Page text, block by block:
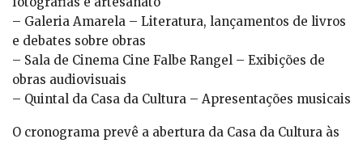
– Galeria Amarela – Literatura, lançamentos de livros
e debates sobre obras
– Sala de Cinema Cine Falbe Rangel – Exibições de
obras audiovisuais
– Quintal da Casa da Cultura – Apresentações musicais
O cronograma prevê a abertura da Casa da Cultura às